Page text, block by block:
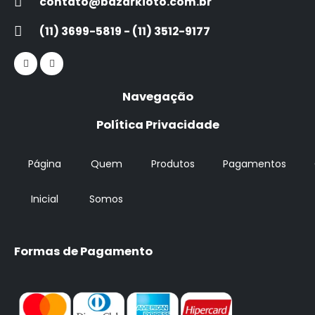
(11) 3699-5819 - (11) 3512-9177
Navegação
Política Privacidade
Página
Inicial
Quem
Somos
Produtos Pagamentos
Formas de Pagamento